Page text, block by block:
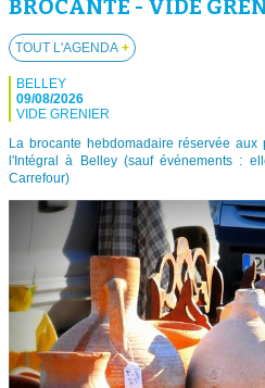
BROCANTE - VIDE
TOUT L'AGENDA +
BELLEY
09/08/2026
VIDE GRENIER
La brocante hebdomadaire réservée
l'Intégral à Belley (sauf événements :
Carrefour)